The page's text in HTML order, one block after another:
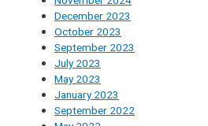
December 2023
October 2023
September 2023
July 2023
May 2023
January 2023
September 2022